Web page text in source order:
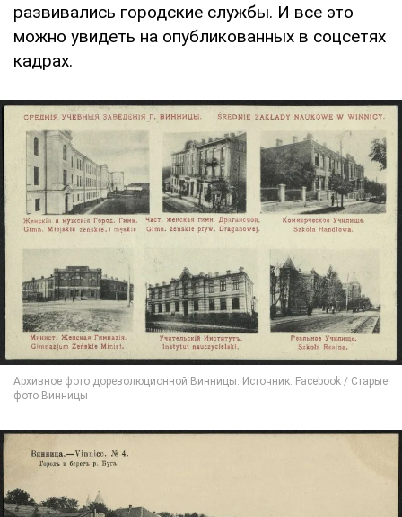
развивались городские службы. И все это
можно увидеть на опубликованных в соцсетях
кадрах.